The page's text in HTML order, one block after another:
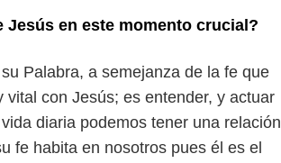
Jesús en este momento crucial?
Palabra, a semejanza de la fe que
vital con Jesús; es entender, y actuar
diaria podemos tener una relación
fe habita en nosotros pues él es el